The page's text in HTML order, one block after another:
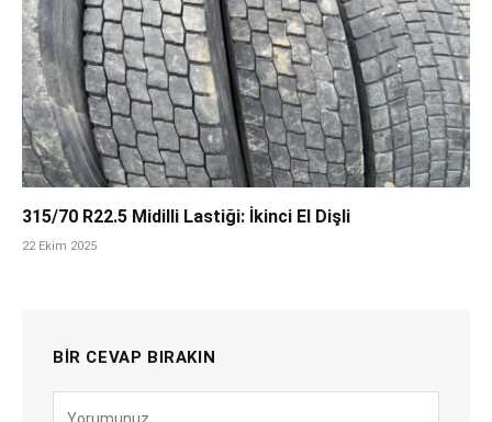
315/70 R22.5 Midilli Lastiği: İkinci El Dişli
22 Ekim 2025
BIR CEVAP BIRAKIN